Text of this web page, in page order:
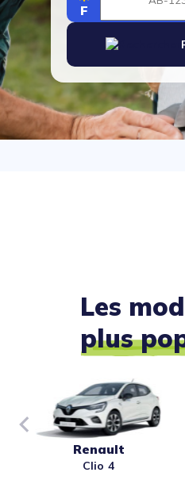
F
Les
plus
Renault
Clio 4